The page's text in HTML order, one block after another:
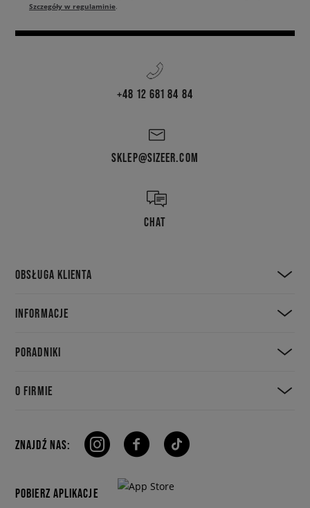
Szczegóły w regulaminie.
+48 12 681 84 84
SKLEP@SIZEER.COM
CHAT
OBSŁUGA KLIENTA
INFORMACJE
PORADNIKI
O FIRMIE
ZNAJDŹ NAS:
POBIERZ APLIKACJE